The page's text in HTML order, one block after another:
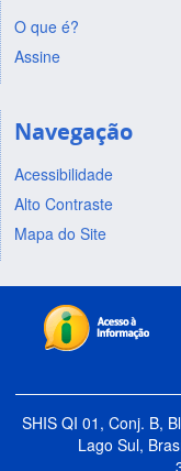
O que é?
Assine
Navegação
Acessibilidade
Alto Contraste
Mapa do Site
SHIS QI 01, Conj. B,
Lago Sul,